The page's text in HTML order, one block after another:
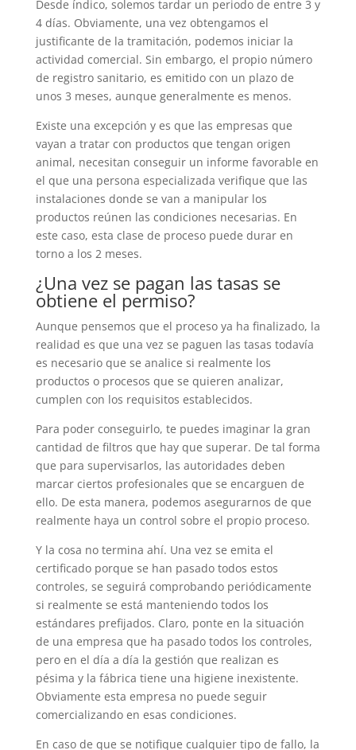
Desde índico, solemos tardar un periodo de entre 3 y
4 días. Obviamente, una vez obtengamos el
justificante de la tramitación, podemos iniciar la
actividad comercial. Sin embargo, el propio número
de registro sanitario, es emitido con un plazo de
unos 3 meses, aunque generalmente es menos.
Existe una excepción y es que las empresas que
vayan a tratar con productos que tengan origen
animal, necesitan conseguir un informe favorable en
el que una persona especializada verifique que las
instalaciones donde se van a manipular los
productos reúnen las condiciones necesarias. En
este caso, esta clase de proceso puede durar en
torno a los 2 meses.
¿Una vez se pagan las tasas se
obtiene el permiso?
Aunque pensemos que el proceso ya ha finalizado, la
realidad es que una vez se paguen las tasas todavía
es necesario que se analice si realmente los
productos o procesos que se quieren analizar,
cumplen con los requisitos establecidos.
Para poder conseguirlo, te puedes imaginar la gran
cantidad de filtros que hay que superar. De tal forma
que para supervisarlos, las autoridades deben
marcar ciertos profesionales que se encarguen de
ello. De esta manera, podemos asegurarnos de que
realmente haya un control sobre el propio proceso.
Y la cosa no termina ahí. Una vez se emita el
certificado porque se han pasado todos estos
controles, se seguirá comprobando periódicamente
si realmente se está manteniendo todos los
estándares prefijados. Claro, ponte en la situación
de una empresa que ha pasado todos los controles,
pero en el día a día la gestión que realizan es
pésima y la fábrica tiene una higiene inexistente.
Obviamente esta empresa no puede seguir
comercializando en esas condiciones.
En caso de que se notifique cualquier tipo de fallo, la